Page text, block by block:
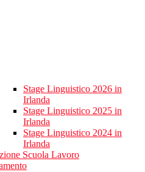
Stage Linguistico 2026 in
Irlanda
Stage Linguistico 2025 in
Irlanda
Stage Linguistico 2024 in
Irlanda
Scuola Lavoro